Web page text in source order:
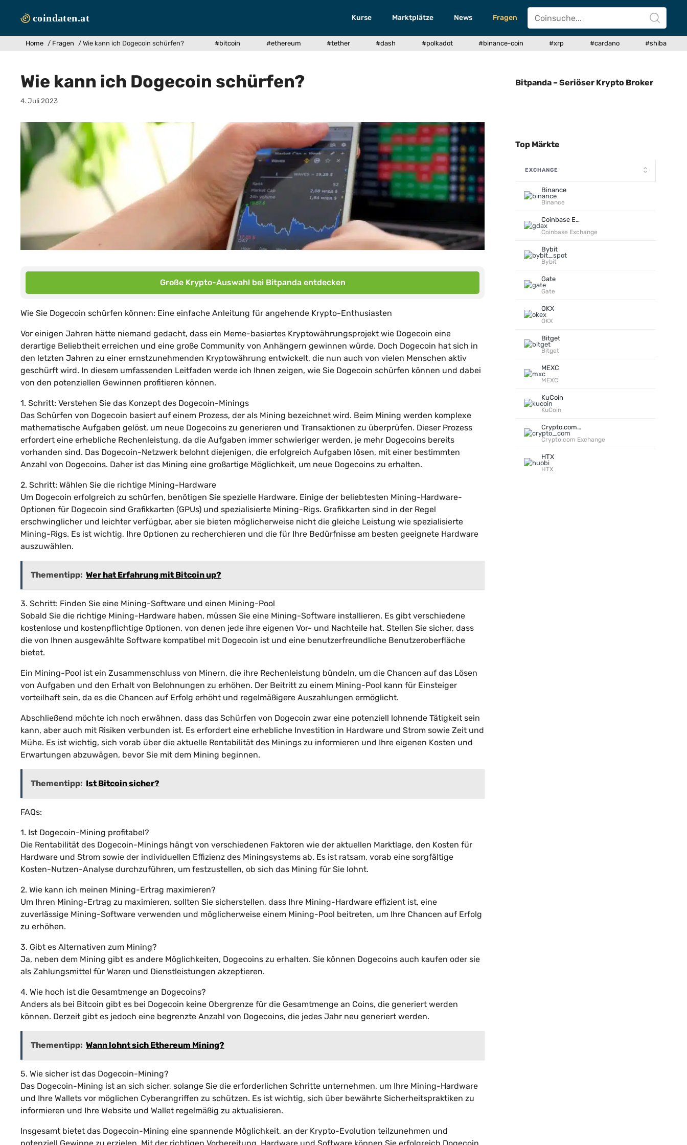
Inhalt
Kurse Marktplätze News Fragen
Home / Fragen / Wie kann ich Dogecoin schürfen? #bitcoin #ethereum #tether #dash #polkadot #binance-coin #xrp #cardano #shiba
Wie kann ich Dogecoin schürfen?
4. Juli 2023
Große Krypto-Auswahl bei Bitpanda entdecken
Wie Sie Dogecoin schürfen können: Eine einfache Anleitung für angehende Krypto-Enthusiasten
Vor einigen Jahren hätte niemand gedacht, dass ein Meme-basiertes Kryptowährungsprojekt wie Dogecoin eine
derartige Beliebtheit erreichen und eine große Community von Anhängern gewinnen würde. Doch Dogecoin hat sich in
den letzten Jahren zu einer ernstzunehmenden Kryptowährung entwickelt, die nun auch von vielen Menschen aktiv
geschürft wird. In diesem umfassenden Leitfaden werde ich Ihnen zeigen, wie Sie Dogecoin schürfen können und dabei
von den potenziellen Gewinnen profitieren können.
1. Schritt: Verstehen Sie das Konzept des Dogecoin-Minings
Das Schürfen von Dogecoin basiert auf einem Prozess, der als Mining bezeichnet wird. Beim Mining werden komplexe
mathematische Aufgaben gelöst, um neue Dogecoins zu generieren und Transaktionen zu überprüfen. Dieser Prozess
erfordert eine erhebliche Rechenleistung, da die Aufgaben immer schwieriger werden, je mehr Dogecoins bereits
vorhanden sind. Das Dogecoin-Netzwerk belohnt diejenigen, die erfolgreich Aufgaben lösen, mit einer bestimmten
Anzahl von Dogecoins. Daher ist das Mining eine großartige Möglichkeit, um neue Dogecoins zu erhalten.
2. Schritt: Wählen Sie die richtige Mining-Hardware
Um Dogecoin erfolgreich zu schürfen, benötigen Sie spezielle Hardware. Einige der beliebtesten Mining-Hardware-
Optionen für Dogecoin sind Grafikkarten (GPUs) und spezialisierte Mining-Rigs. Grafikkarten sind in der Regel
erschwinglicher und leichter verfügbar, aber sie bieten möglicherweise nicht die gleiche Leistung wie spezialisierte
Mining-Rigs. Es ist wichtig, Ihre Optionen zu recherchieren und die für Ihre Bedürfnisse am besten geeignete Hardware
auszuwählen.
Thementipp: Wer hat Erfahrung mit Bitcoin up?
3. Schritt: Finden Sie eine Mining-Software und einen Mining-Pool
Sobald Sie die richtige Mining-Hardware haben, müssen Sie eine Mining-Software installieren. Es gibt verschiedene
kostenlose und kostenpflichtige Optionen, von denen jede ihre eigenen Vor- und Nachteile hat. Stellen Sie sicher, dass
die von Ihnen ausgewählte Software kompatibel mit Dogecoin ist und eine benutzerfreundliche Benutzeroberfläche
bietet.
Ein Mining-Pool ist ein Zusammenschluss von Minern, die ihre Rechenleistung bündeln, um die Chancen auf das Lösen
von Aufgaben und den Erhalt von Belohnungen zu erhöhen. Der Beitritt zu einem Mining-Pool kann für Einsteiger
vorteilhaft sein, da es die Chancen auf Erfolg erhöht und regelmäßigere Auszahlungen ermöglicht.
Abschließend möchte ich noch erwähnen, dass das Schürfen von Dogecoin zwar eine potenziell lohnende Tätigkeit sein
kann, aber auch mit Risiken verbunden ist. Es erfordert eine erhebliche Investition in Hardware und Strom sowie Zeit und
Mühe. Es ist wichtig, sich vorab über die aktuelle Rentabilität des Minings zu informieren und Ihre eigenen Kosten und
Erwartungen abzuwägen, bevor Sie mit dem Mining beginnen.
Thementipp: Ist Bitcoin sicher?
FAQs:
1. Ist Dogecoin-Mining profitabel?
Die Rentabilität des Dogecoin-Minings hängt von verschiedenen Faktoren wie der aktuellen Marktlage, den Kosten für
Hardware und Strom sowie der individuellen Effizienz des Miningsystems ab. Es ist ratsam, vorab eine sorgfältige
Kosten-Nutzen-Analyse durchzuführen, um festzustellen, ob sich das Mining für Sie lohnt.
2. Wie kann ich meinen Mining-Ertrag maximieren?
Um Ihren Mining-Ertrag zu maximieren, sollten Sie sicherstellen, dass Ihre Mining-Hardware effizient ist, eine
zuverlässige Mining-Software verwenden und möglicherweise einem Mining-Pool beitreten, um Ihre Chancen auf Erfolg
zu erhöhen.
3. Gibt es Alternativen zum Mining?
Ja, neben dem Mining gibt es andere Möglichkeiten, Dogecoins zu erhalten. Sie können Dogecoins auch kaufen oder sie
als Zahlungsmittel für Waren und Dienstleistungen akzeptieren.
4. Wie hoch ist die Gesamtmenge an Dogecoins?
Anders als bei Bitcoin gibt es bei Dogecoin keine Obergrenze für die Gesamtmenge an Coins, die generiert werden
können. Derzeit gibt es jedoch eine begrenzte Anzahl von Dogecoins, die jedes Jahr neu generiert werden.
Thementipp: Wann lohnt sich Ethereum Mining?
5. Wie sicher ist das Dogecoin-Mining?
Das Dogecoin-Mining ist an sich sicher, solange Sie die erforderlichen Schritte unternehmen, um Ihre Mining-Hardware
und Ihre Wallets vor möglichen Cyberangriffen zu schützen. Es ist wichtig, sich über bewährte Sicherheitspraktiken zu
informieren und Ihre Website und Wallet regelmäßig zu aktualisieren.
Insgesamt bietet das Dogecoin-Mining eine spannende Möglichkeit, an der Krypto-Evolution teilzunehmen und
Bitpanda – Seriöser Krypto Broker
Top Märkte
EXCHANGE
Binance
Binance
Coinbase Exchange
Coinbase Exchange
Bybit
Bybit
Gate
Gate
OKX
OKX
Bitget
Bitget
MEXC
MEXC
KuCoin
KuCoin
Crypto.com Exchange
Crypto.com Exchange
HTX
HTX